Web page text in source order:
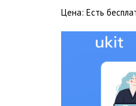
Цена: Есть